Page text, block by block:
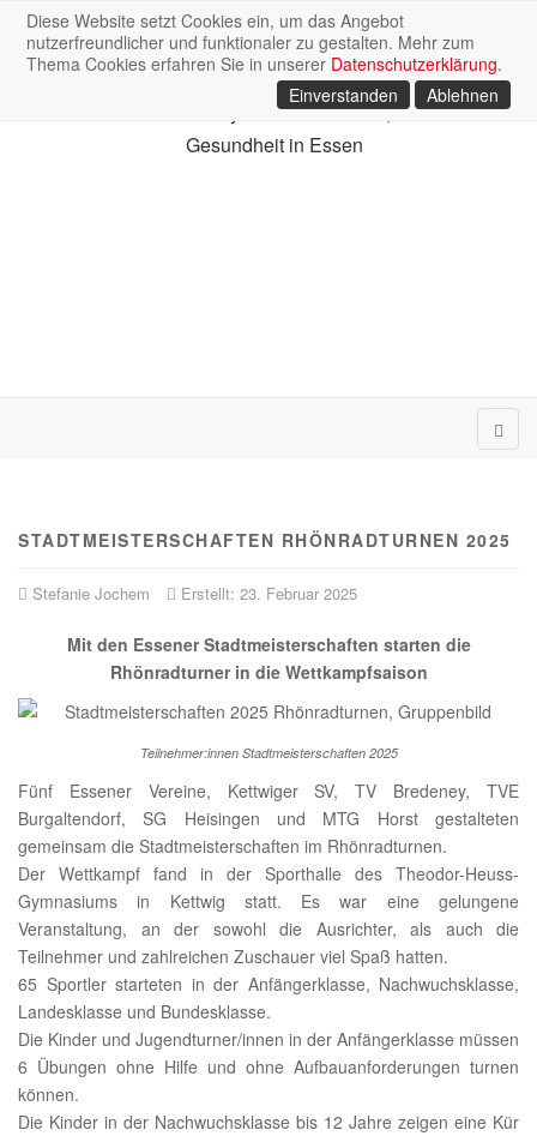
Gemeinschaft Essener
Turnvereine e.V.
Der Verband für Gymnastik + Turnen, Freizeit +
Gesundheit in Essen
STADTMEISTERSCHAFTEN RHÖNRADTURNEN 2025
Stefanie Jochem Erstellt: 23. Februar 2025
Mit den Essener Stadtmeisterschaften starten die
Rhönradturner in die Wettkampfsaison
Teilnehmer:innen Stadtmeisterschaften 2025
Fünf Essener Vereine, Kettwiger SV, TV Bredeney, TVE
Burgaltendorf, SG Heisingen und MTG Horst gestalteten
gemeinsam die Stadtmeisterschaften im Rhönradturnen.
Der Wettkampf fand in der Sporthalle des Theodor-Heuss-
Gymnasiums in Kettwig statt. Es war eine gelungene
Veranstaltung, an der sowohl die Ausrichter, als auch die
Teilnehmer und zahlreichen Zuschauer viel Spaß hatten.
65 Sportler starteten in der Anfängerklasse, Nachwuchsklasse,
Landesklasse und Bundesklasse.
Die Kinder und Jugendturner/innen in der Anfängerklasse müssen
6 Übungen ohne Hilfe und ohne Aufbauanforderungen turnen
können.
Die Kinder in der Nachwuchsklasse bis 12 Jahre zeigen eine Kür
Diese Website setzt Cookies ein, um das Angebot
nutzerfreundlicher und funktionaler zu gestalten. Mehr zum
Thema Cookies erfahren Sie in unserer Datenschutzerklärung.
Einverstanden
Ablehnen